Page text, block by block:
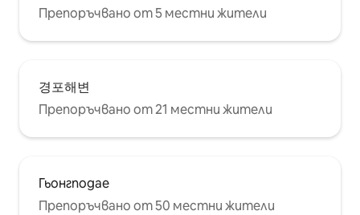
Препоръчвано от 5 местни жители
경포해변
Препоръчвано от 21 местни жители
Гьонгподае
Препоръчвано от 50 местни жители